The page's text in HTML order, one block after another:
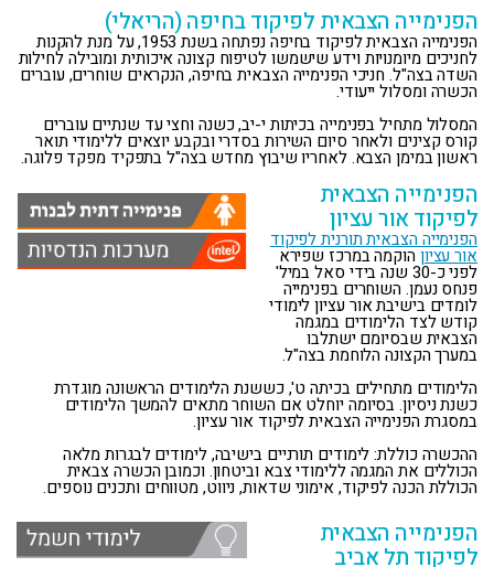
הפנימייה הצבאית לפיקוד בחיפה (הריאלי)
הפנימייה הצבאית לפיקוד בחיפה נפתחה בשנת 1953, על מנת להקנות
לחניכים מיומנויות וידע שישמשו לטיפוח קצונה איכותית ומובילה לחילות
השדה בצה"ל. חניכי הפנימייה הצבאית בחיפה, הנקראים שוחרים, עוברים
הכשרה ומסלול ייעודי.
המסלול מתחיל בפנימייה בכיתות י-יב, כשנה וחצי עד שנתיים עוברים
קורס קצינים ולאחר סיום השירות בסדרי ובקבע יוצאים ללימודי תואר
ראשון במימן הצבא. לאחריו שיבוץ מחדש בצה"ל בתפקיד מפקד פלוגה.
הפנימייה הצבאית
לפיקוד אור עציון
הפנימייה הצבאית תורנית לפיקוד
אור עציון הוקמה במרכז שפירא
לפני כ-30 שנה בידי סאל במיל'
פנחס נעמן. השוחרים בפנימייה
לומדים בישיבת אור עציון לימודי
קודש לצד הלימודים במגמה
הצבאית שבסיומם ישתלבו
במערך הקצונה הלוחמת בצה"ל.
הלימודים מתחילים בכיתה ט', כששנת הלימודים הראשונה מוגדרת
כשנת ניסיון. בסיומה יוחלט אם השוחר מתאים להמשך הלימודים
במסגרת הפנימייה הצבאית לפיקוד אור עציון.
ההכשרה כוללת: לימודים תורניים בישיבה, לימודים לבגרות מלאה
הכוללים את המגמה ללימודי צבא וביטחון. וכמובן הכשרה צבאית
הכוללת הכנה לפיקוד, אימוני שדאות, ניווט, מטווחים ותכנים נוספים.
הפנימייה הצבאית
לפיקוד תל אביב